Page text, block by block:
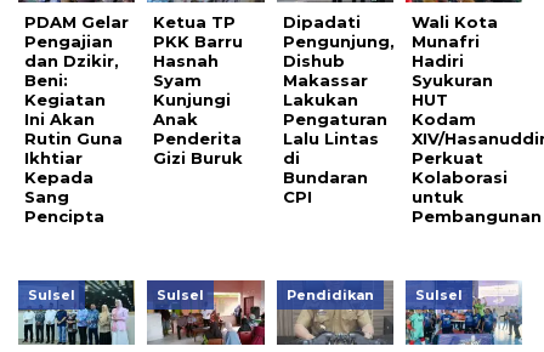
PDAM Gelar
Pengajian
dan Dzikir,
Beni:
Kegiatan
Ini Akan
Rutin Guna
Ikhtiar
Kepada
Sang
Pencipta
Ketua TP
PKK Barru
Hasnah
Syam
Kunjungi
Anak
Penderita
Gizi Buruk
Dipadati
Pengunjung,
Dishub
Makassar
Lakukan
Pengaturan
Lalu Lintas
di
Bundaran
CPI
Wali Kota
Munafri
Hadiri
Syukuran
HUT
Kodam
XIV/
Perkuat
Kolaborasi
untuk
Pembangunan
Sulsel Sulsel Pendidikan Sulsel